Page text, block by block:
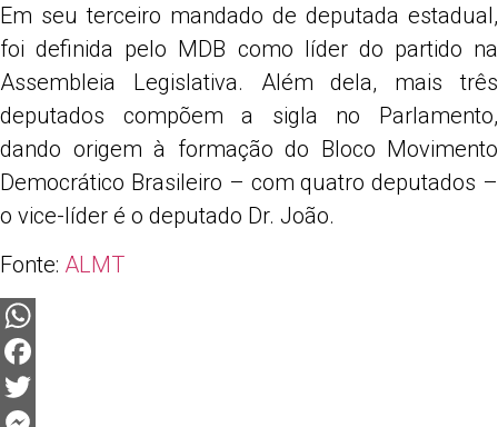
Em seu terceiro mandado de deputada estadual,
foi definida pelo MDB como líder do partido na
Assembleia Legislativa. Além dela, mais três
deputados compõem a sigla no Parlamento,
dando origem à formação do Bloco Movimento
Democrático Brasileiro – com quatro deputados –
o vice-líder é o deputado Dr. João.
Fonte: ALMT
WhatsApp
Facebook